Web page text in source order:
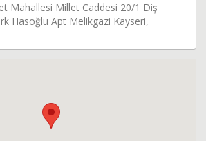
Mahallesi Millet Caddesi 20/1 Diş
Hasoğlu Apt Melikgazi Kayseri,